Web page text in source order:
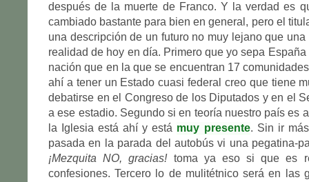
después de la muerte de Franco. Y la verdad es
cambiado bastante para bien en general, pero el
una descripción de un futuro no muy lejano que
realidad de hoy en día. Primero que yo sepa
nación que en la que se encuentran 17
ahí a tener un Estado cuasi federal creo que tiene
debatirse en el Congreso de los Diputados y en el
a ese estadio. Segundo si en teoría nuestro país es
la Iglesia está ahí y está muy presente. Sin ir
pasada en la parada del autobús vi una pegatina-
¡Mezquita NO, gracias! toma ya eso si que es
confesiones. Tercero lo de mulitétnico será en las